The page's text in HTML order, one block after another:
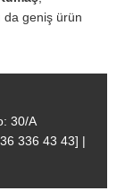
da geniş ürün
30/A
336 43 43] |